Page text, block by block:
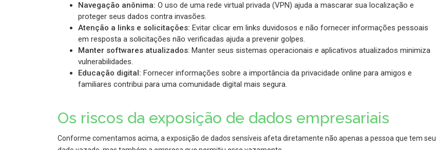
Navegação anônima: O uso de uma rede virtual privada (VPN) ajuda a mascarar sua localização e
proteger seus dados contra invasões.
Atenção a links e solicitações: Evitar clicar em links duvidosos e não fornecer informações pessoais
em resposta a solicitações não verificadas ajuda a prevenir golpes.
Manter softwares atualizados: Manter seus sistemas operacionais e aplicativos atualizados minimiza
vulnerabilidades.
Educação digital: Fornecer informações sobre a importância da privacidade online para amigos e
familiares contribui para uma comunidade digital mais segura.
Os riscos da exposição de dados empresariais
Conforme comentamos acima, a exposição de dados sensíveis afeta diretamente não apenas a pessoa que tem seu